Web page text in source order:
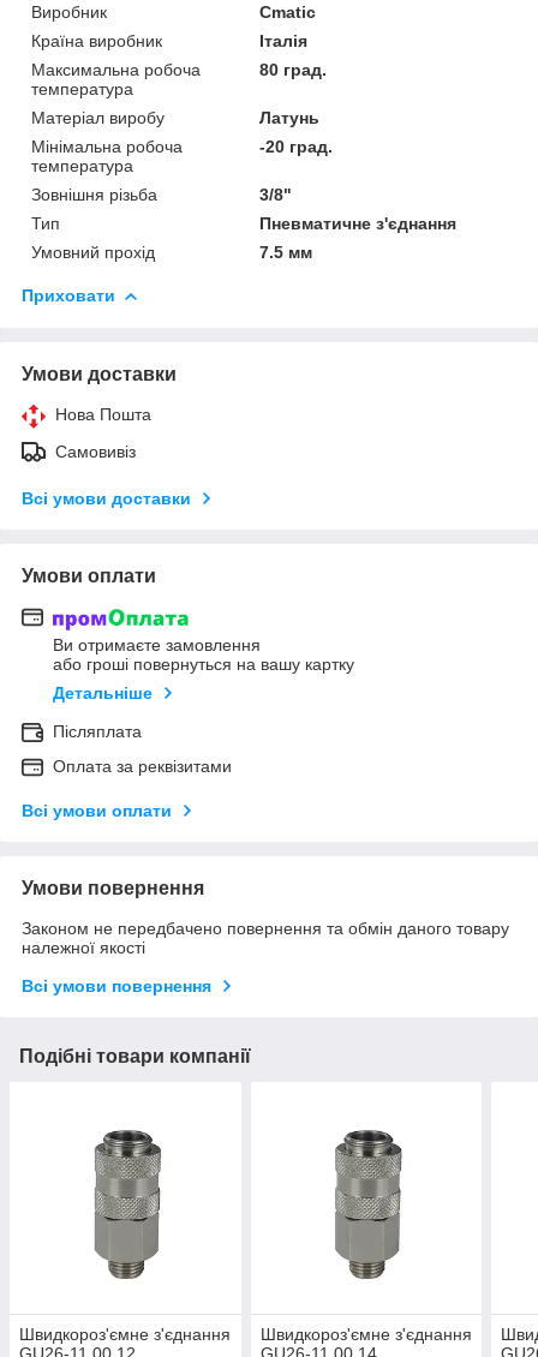
Виробник
Cmatic
Країна виробник
Італія
Максимальна робоча
температура
80 град.
Матеріал виробу
Латунь
Мінімальна робоча
температура
-20 град.
Зовнішня різьба
3/8"
Тип
Пневматичне з'єднання
Умовний прохід
7.5 мм
Приховати
Умови доставки
Нова Пошта
Самовивіз
Всі умови доставки
Умови оплати
Ви отримаєте замовлення
або гроші повернуться на вашу картку
Детальніше
Післяплата
Оплата за реквізитами
Всі умови оплати
Умови повернення
Законом не передбачено повернення та обмін даного товару
належної якості
Всі умови повернення
Подібні товари компанії
Швидкороз'ємне з'єднання
Швидкороз'ємне з'єднання